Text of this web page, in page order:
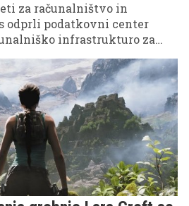
za računalništvo in
odprli podatkovni center
infrastrukturo za
sodelovanja. Frida omogoča
od superračunalnika
fakultete pomeni pomemben
učenju in uporabi modelov